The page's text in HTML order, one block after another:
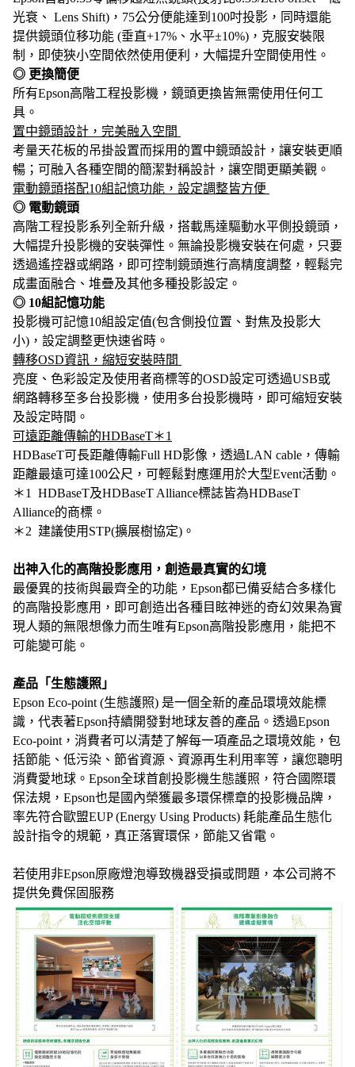
光衰、 Lens Shift)，75公分便能達到100吋投影，同時還能
提供鏡頭位移功能 (垂直+17%、水平±10%)，克服安裝限
制，即使狹小空間依然使用便利，大幅提升空間使用性。
◎ 更換簡便
所有Epson高階工程投影機，鏡頭更換皆無需使用任何工
具。
置中鏡頭設計，完美融入空間
考量天花板的吊掛設置而採用的置中鏡頭設計，讓安裝更順
暢；可融入各種空間的簡潔對稱設計，讓空間更顯美觀。
電動鏡頭搭配10組記憶功能，設定調整皆方便
◎ 電動鏡頭
高階工程投影系列全新升級，搭載馬達驅動水平側投鏡頭，
大幅提升投影機的安裝彈性。無論投影機安裝在何處，只要
透過遙控器或網路，即可控制鏡頭進行高精度調整，輕鬆完
成畫面融合、堆疊及其他多種投影設定。
◎ 10組記憶功能
投影機可記憶10組設定值(包含側投位置、對焦及投影大
小)，設定調整更快速省時。
轉移OSD資訊，縮短安裝時間
亮度、色彩設定及使用者商標等的OSD設定可透過USB或
網路轉移至多台投影機，使用多台投影機時，即可縮短安裝
及設定時間。
可遠距離傳輸的HDBaseT＊1
HDBaseT可長距離傳輸Full HD影像，透過LAN cable，傳輸
距離最遠可達100公尺，可輕鬆對應運用於大型Event活動。
＊1 HDBaseT及HDBaseT Alliance標誌皆為HDBaseT
Alliance的商標。
＊2 建議使用STP(擴展樹協定)。
出神入化的高階投影應用，創造最真實的幻境
最優異的技術與最齊全的功能，Epson都已備妥結合多樣化
的高階投影應用，即可創造出各種目眩神迷的奇幻效果為實
現人類的無限想像力而生唯有Epson高階投影應用，能把不
可能變可能。
產品「生態護照」
Epson Eco-point (生態護照) 是一個全新的產品環境效能標
識，代表著Epson持續開發對地球友善的產品。透過Epson
Eco-point，消費者可以清楚了解每一項產品之環境效能，包
括節能、低污染、節省資源、資源再生利用率等，讓您聰明
消費愛地球。Epson全球首創投影機生態護照，符合國際環
保法規，Epson也是國內榮獲最多環保標章的投影機品牌，
率先符合歐盟EUP (Energy Using Products) 耗能產品生態化
設計指令的規範，真正落實環保，節能又省電。
若使用非Epson原廠燈泡導致機器受損或問題，本公司將不
提供免費保固服務